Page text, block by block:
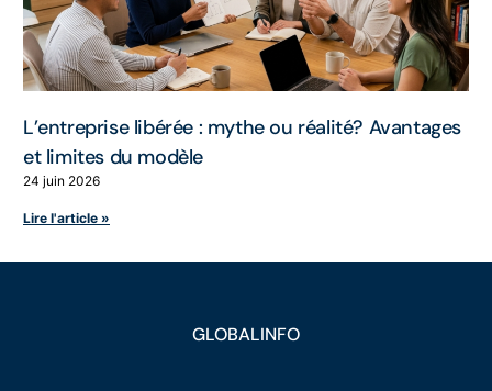
L’entreprise libérée : mythe ou réalité? Avantages
et limites du modèle
24 juin 2026
Lire l'article »
GLOBALINFO